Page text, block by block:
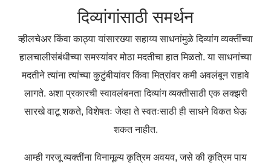
दिव्यांगांसाठी समर्थन
व्हीलचेअर किंवा काठ्या यांसारख्या सहाय्य साधनांमुळे दिव्यांग व्यक्तींच्या
हालचालीसंबंधीच्या समस्यांवर मोठा मदतीचा हात मिळतो. या साधनांच्या
मदतीने त्यांना त्यांच्या कुटुंबीयांवर किंवा मित्रांवर कमी अवलंबून राहावे
लागते. अशा प्रकारची स्वावलंबनता दिव्यांग व्यक्तीसाठी एक लक्झरी
सारखे वाटू शकते, विशेषतः जेव्हा ते स्वतःसाठी ही साधने विकत घेऊ
शकत नाहीत.
आम्ही गरजू व्यक्तींना विनामूल्य कृत्रिम अवयव, जसे की कृत्रिम पाय